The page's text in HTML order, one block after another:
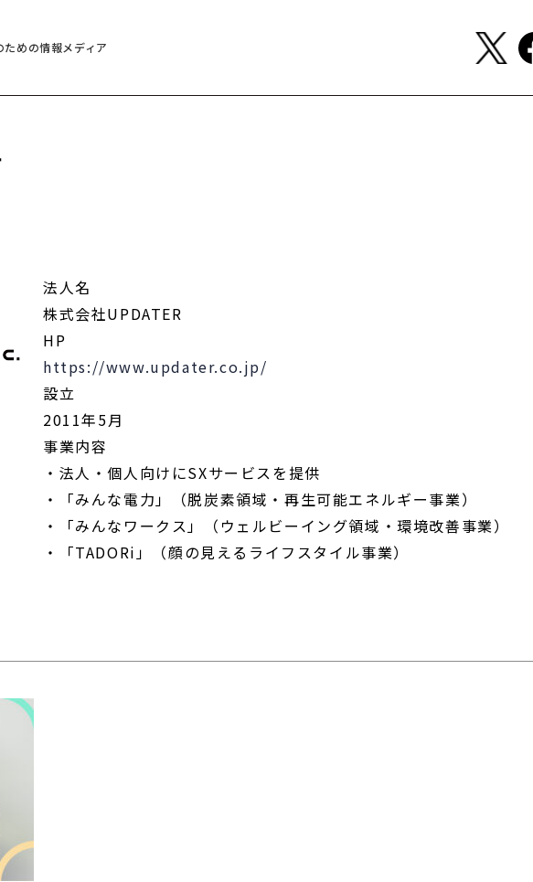
ための情報メディア
法人名
株式会社UPDATER
HP
https://www.updater.co.jp/
設立
2011年5月
事業内容
・法人・個人向けにSXサービスを提供
・「みんな電力」（脱炭素領域・再生可能エネルギー事業）
・「みんなワークス」（ウェルビーイング領域・環境改善事業）
・「TADORi」（顔の見えるライフスタイル事業）